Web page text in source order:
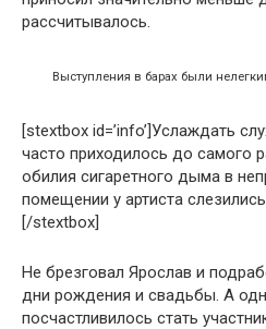
рассчитывалось.
Выступления в барах были
[stextbox id=’info’]Услаждать
часто приходилось до самого
обилия сигаретного дыма в
помещении у артиста
[/stextbox]
Не брезговал Ярослав и
дни рождения и свадьбы. А
посчастливилось стать